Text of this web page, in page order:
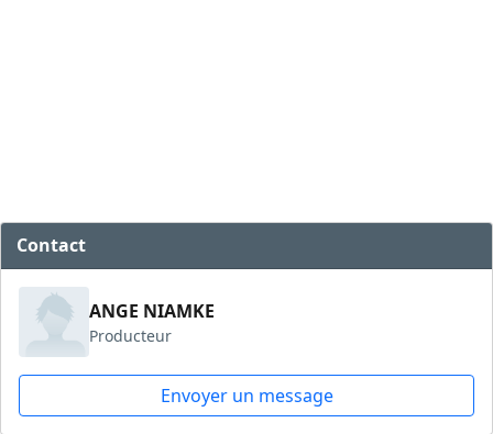
Contact
ANGE NIAMKE
Producteur
Envoyer un message